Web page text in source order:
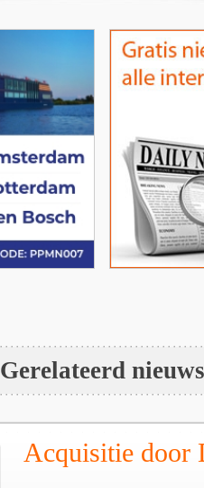
Gerelateerd nieuws
Acquisitie door